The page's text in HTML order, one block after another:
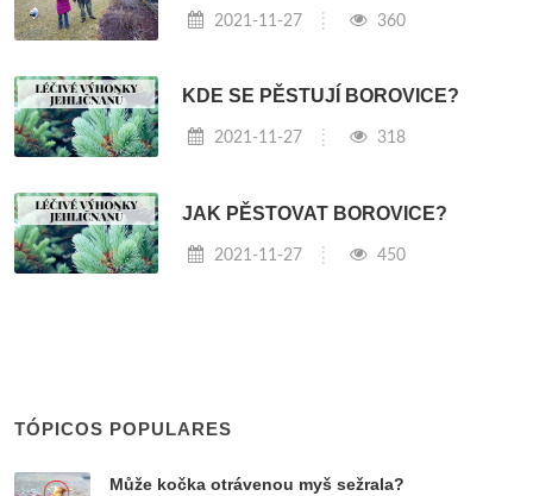
2021-11-27 360
KDE SE PĚSTUJÍ BOROVICE?
2021-11-27 318
JAK PĚSTOVAT BOROVICE?
2021-11-27 450
TÓPICOS POPULARES
Může kočka otrávenou myš sežrala?